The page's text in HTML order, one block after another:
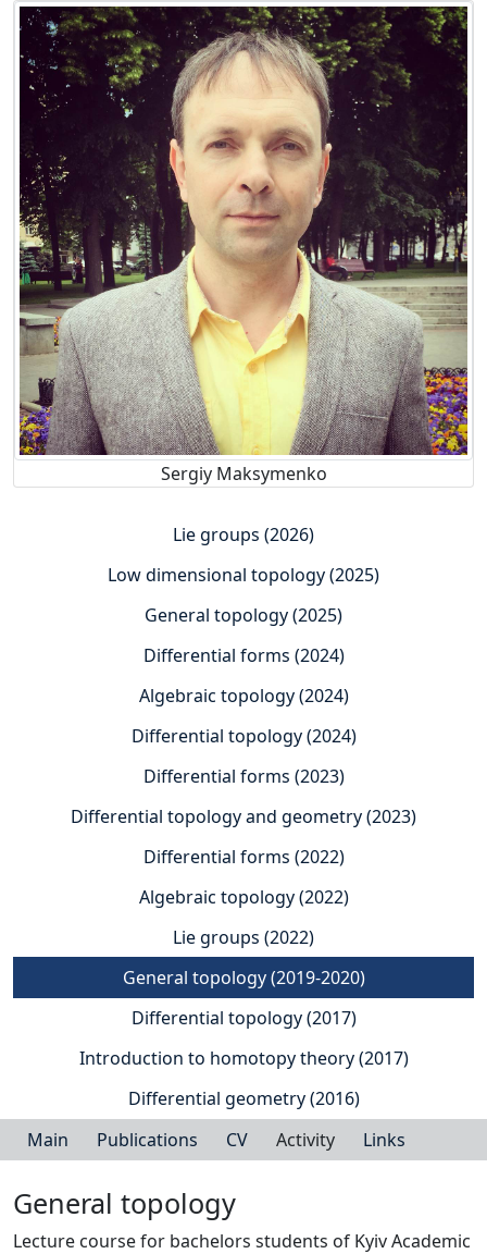
Sergiy Maksymenko
Lie groups (2026)
Low dimensional topology (2025)
General topology (2025)
Differential forms (2024)
Algebraic topology (2024)
Differential topology (2024)
Differential forms (2023)
Differential topology and geometry (2023)
Differential forms (2022)
Algebraic topology (2022)
Lie groups (2022)
General topology (2019-2020)
Differential topology (2017)
Introduction to homotopy theory (2017)
Differential geometry (2016)
Main
Publications CV Activity Links
General topology
Lecture course for bachelors students of Kyiv Academic